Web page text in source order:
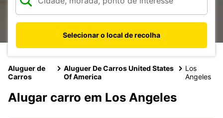
Selecionar o local de recolha
Aluguer de
Carros
Aluguer De Carros United States
Of America
Los
Angeles
Alugar carro em Los Angeles